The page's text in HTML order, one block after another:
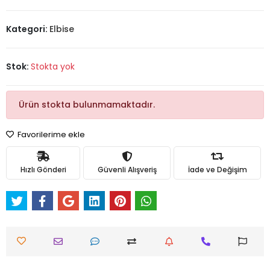
Kategori: Elbise
Stok: Stokta yok
Ürün stokta bulunmamaktadır.
Favorilerime ekle
Hızlı Gönderi Güvenli Alışveriş İade ve Değişim